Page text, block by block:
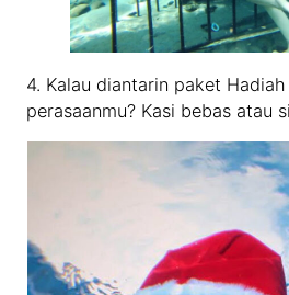
4. Kalau diantarin paket
perasaanmu? Kasi bebas atau